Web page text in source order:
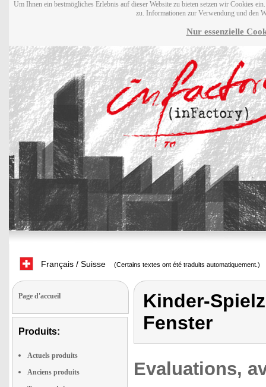
Um Ihnen ein bestmögliches Erlebnis auf dieser Website zu bieten setzen wir Cookies
zu. Informationen zur Verwendung und den
Nur essenzielle
Français / Suisse (Certains textes ont été traduits automatiquement.)
Page d'accueil
Produits:
Actuels produits
Anciens produits
Kinder-
Fenster
Evaluations,